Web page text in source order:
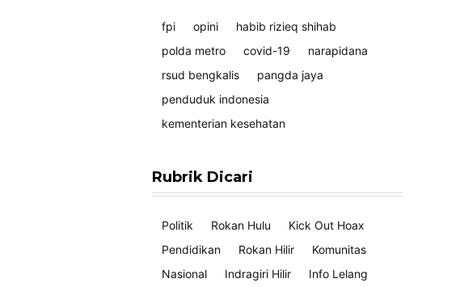
fpi opini
habib rizieq shihab
polda metro
covid-19
narapidana
rsud bengkalis
pangda jaya
penduduk indonesia
kementerian kesehatan
Rubrik Dicari
Politik Rokan Hulu
Kick Out Hoax
Pendidikan
Rokan Hilir
Komunitas
Nasional
Indragiri Hilir Info Lelang